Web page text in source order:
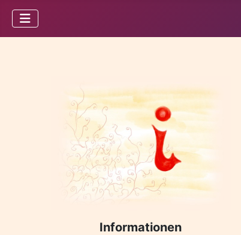
Informationen